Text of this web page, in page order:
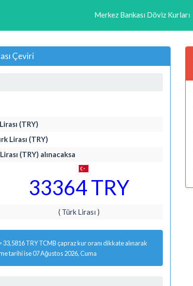
Merkez Bankası Döviz Kurları
Çeviri
(TRY)
Lirası (TRY)
(TRY) alınacaksa
33364 TRY
( Türk Lirası )
33,5816 TRY TCMB çapraz kur oranı dikkate alınarak
tarihi ise 07 Ağustos 2026, Cuma